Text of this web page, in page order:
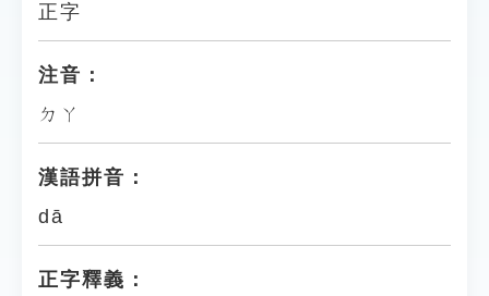
正字
注音：
ㄉㄚ
漢語拼音：
dā
正字釋義：